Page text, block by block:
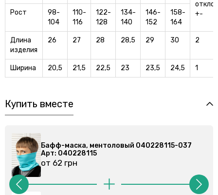
+-
Рост
98-
104
110-
116
122-
128
134-
140
146-
152
158-
164
Длина
изделия
26 27 28 28,5 29 30 2
Ширина 20,5 21,5 22,5 23 23,5 24,5 1
Купить вместе
Бафф-маска, ментоловый 040228115-037
Арт: 040228115
от 62 грн